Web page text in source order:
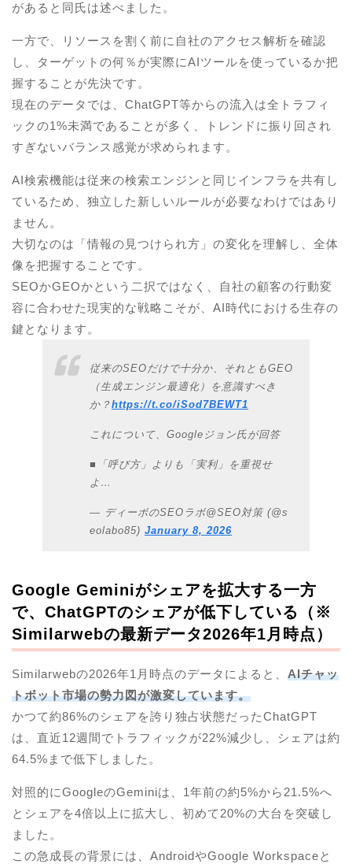
があると同氏は述べました。
一方で、リソースを割く前に自社のアクセス解析を確認
し、ターゲットの何％が実際にAIツールを使っているか把
握することが先決です。
現在のデータでは、ChatGPT等からの流入は全トラフィ
ックの1%未満であることが多く、トレンドに振り回され
すぎないバランス感覚が求められます。
AI検索機能は従来の検索エンジンと同じインフラを共有し
ているため、独立した新しいルールが必要なわけではあり
ません。
大切なのは「情報の見つけられ方」の変化を理解し、全体
像を把握することです。
SEOかGEOかという二択ではなく、自社の顧客の行動変
容に合わせた現実的な戦略こそが、AI時代における生存の
鍵となります。
従来のSEOだけで十分か、それともGEO
（生成エンジン最適化）を意識すべき
か？ https://t.co/iSod7BEWT1
これについて、Googleジョン氏が回答
■「呼び方」よりも「実利」を重視せ
よ…
— ディーボのSEOラボ@SEO対策 (@s
eolabo85) January 8, 2026
Google Geminiがシェアを拡大する一方
で、ChatGPTのシェアが低下している（※
Similarwebの最新データ2026年1月時点）
Similarwebの2026年1月時点のデータによると、 AIチャッ
トボット市場の勢力図が激変しています。
かつて約86%のシェアを誇り独占状態だったChatGPT
は、直近12週間でトラフィックが22%減少し、シェアは約
64.5%まで低下しました。
対照的にGoogleのGeminiは、1年前の約5%から21.5%へ
とシェアを4倍以上に拡大し、初めて20%の大台を突破し
ました。
この急成長の背景には、AndroidやGoogle Workspaceと